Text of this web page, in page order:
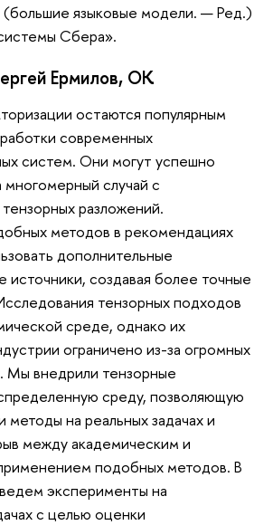
(большие языковые модели. — Ред.)
Сбера».
Ермилов, ОК
остаются популярным
современных
систем. Они могут успешно
случай с
разложений.
методов в рекомендациях
дополнительные
создавая более точные
тензорных подходов
среде, однако их
ограничено из-за огромных
Мы внедрили тензорные
среду, позволяющую
методы на реальных задачах и
между академическим и
подобных методов. В
эксперименты на
с целью оценки